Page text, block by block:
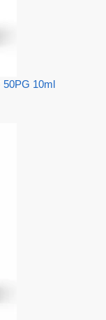
50PG 10ml